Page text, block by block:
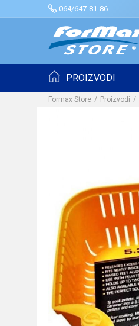
064/647-81-86
PROIZVODI
Formax Store Proizvodi